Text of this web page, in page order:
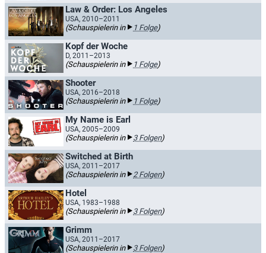
Law & Order: Los Angeles
USA, 2010–2011
(Schauspielerin in 1 Folge)
Kopf der Woche
D, 2011–2013
(Schauspielerin in 1 Folge)
Shooter
USA, 2016–2018
(Schauspielerin in 1 Folge)
My Name is Earl
USA, 2005–2009
(Schauspielerin in 3 Folgen)
Switched at Birth
USA, 2011–2017
(Schauspielerin in 2 Folgen)
Hotel
USA, 1983–1988
(Schauspielerin in 3 Folgen)
Grimm
USA, 2011–2017
(Schauspielerin in 3 Folgen)